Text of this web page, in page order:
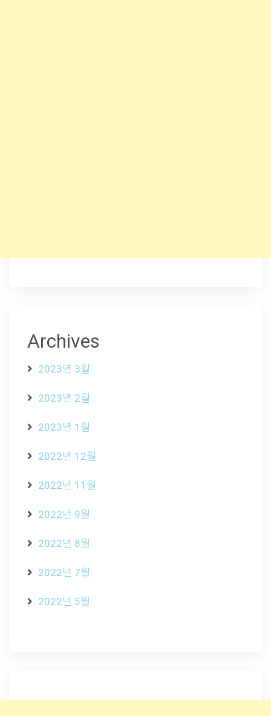
Archives
2023년 3월
2023년 2월
2023년 1월
2022년 12월
2022년 11월
2022년 9월
2022년 8월
2022년 7월
2022년 5월